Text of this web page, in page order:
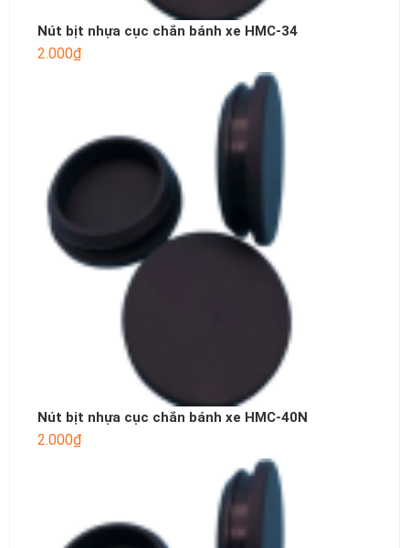
Nút bịt nhựa cục chắn bánh xe HMC-34
2.000₫
Nút bịt nhựa cục chắn bánh xe HMC-40N
2.000₫